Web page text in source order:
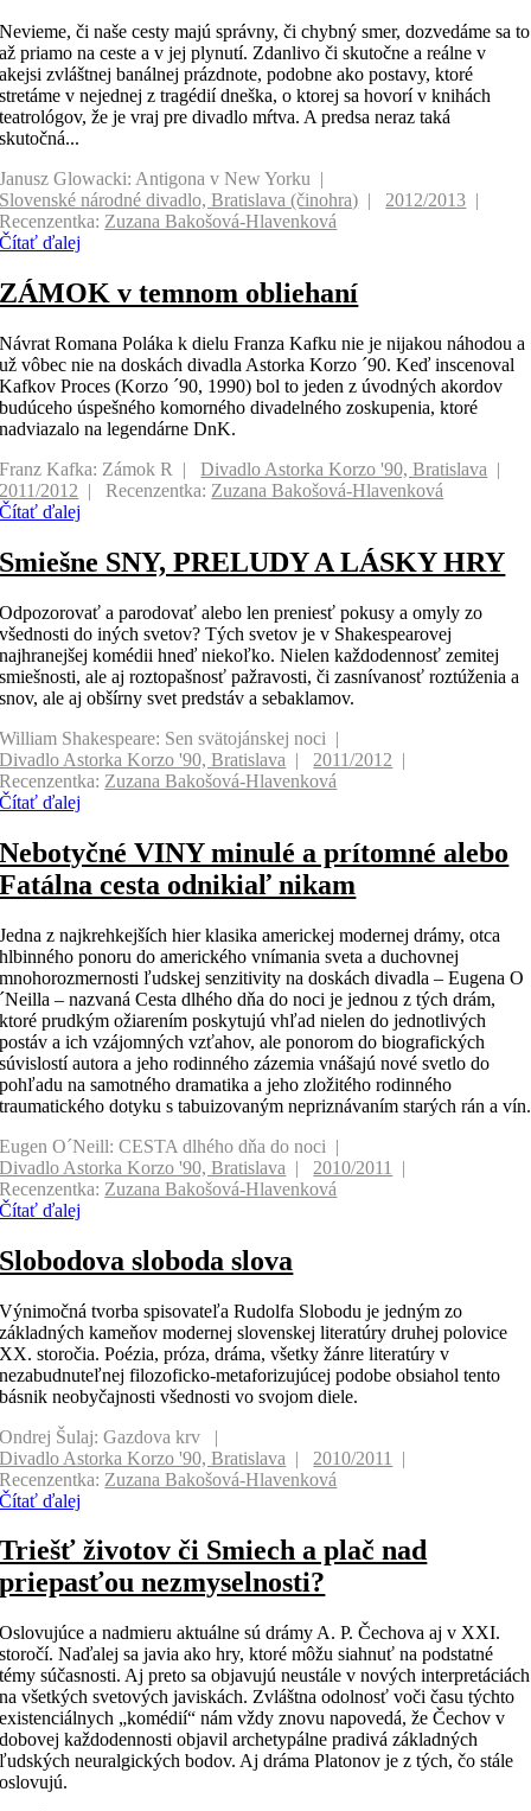
Nevieme, či naše cesty majú správny, či chybný smer, dozvedáme sa to
až priamo na ceste a v jej plynutí. Zdanlivo či skutočne a reálne v
akejsi zvláštnej banálnej prázdnote, podobne ako postavy, ktoré
stretáme v nejednej z tragédií dneška, o ktorej sa hovorí v knihách
teatrológov, že je vraj pre divadlo mŕtva. A predsa neraz taká
skutočná...
Janusz Glowacki: Antigona v New Yorku
Slovenské národné divadlo, Bratislava (činohra)
2012/2013
Recenzentka: Zuzana Bakošová-Hlavenková
Čítať ďalej
ZÁMOK v temnom obliehaní
Návrat Romana Poláka k dielu Franza Kafku nie je nijakou náhodou a
už vôbec nie na doskách divadla Astorka Korzo ´90. Keď inscenoval
Kafkov Proces (Korzo ´90, 1990) bol to jeden z úvodných akordov
budúceho úspešného komorného divadelného zoskupenia, ktoré
nadviazalo na legendárne DnK.
Franz Kafka: Zámok R
Divadlo Astorka Korzo '90, Bratislava
2011/2012
Recenzentka: Zuzana Bakošová-Hlavenková
Čítať ďalej
Smiešne SNY, PRELUDY A LÁSKY HRY
Odpozorovať a parodovať alebo len preniesť pokusy a omyly zo
všednosti do iných svetov? Tých svetov je v Shakespearovej
najhranejšej komédii hneď niekoľko. Nielen každodennosť zemitej
smiešnosti, ale aj roztopašnosť pažravosti, či zasnívanosť roztúženia a
snov, ale aj obšírny svet predstáv a sebaklamov.
William Shakespeare: Sen svätojánskej noci
Divadlo Astorka Korzo '90, Bratislava
2011/2012
Recenzentka: Zuzana Bakošová-Hlavenková
Čítať ďalej
Nebotyčné VINY minulé a prítomné alebo
Fatálna cesta odnikiaľ nikam
Jedna z najkrehkejších hier klasika americkej modernej drámy, otca
hlbinného ponoru do amerického vnímania sveta a duchovnej
mnohorozmernosti ľudskej senzitivity na doskách divadla – Eugena O
´Neilla – nazvaná Cesta dlhého dňa do noci je jednou z tých drám,
ktoré prudkým ožiarením poskytujú vhľad nielen do jednotlivých
postáv a ich vzájomných vzťahov, ale ponorom do biografických
súvislostí autora a jeho rodinného zázemia vnášajú nové svetlo do
pohľadu na samotného dramatika a jeho zložitého rodinného
traumatického dotyku s tabuizovaným nepriznávaním starých rán a vín.
Eugen O´Neill: CESTA dlhého dňa do noci
Divadlo Astorka Korzo '90, Bratislava
2010/2011
Recenzentka: Zuzana Bakošová-Hlavenková
Čítať ďalej
Slobodova sloboda slova
Výnimočná tvorba spisovateľa Rudolfa Slobodu je jedným zo
základných kameňov modernej slovenskej literatúry druhej polovice
XX. storočia. Poézia, próza, dráma, všetky žánre literatúry v
nezabudnuteľnej filozoficko-metaforizujúcej podobe obsiahol tento
básnik neobyčajnosti všednosti vo svojom diele.
Ondrej Šulaj: Gazdova krv
Divadlo Astorka Korzo '90, Bratislava
2010/2011
Recenzentka: Zuzana Bakošová-Hlavenková
Čítať ďalej
Triešť životov či Smiech a plač nad
priepasťou nezmyselnosti?
Oslovujúce a nadmieru aktuálne sú drámy A. P. Čechova aj v XXI.
storočí. Naďalej sa javia ako hry, ktoré môžu siahnuť na podstatné
témy súčasnosti. Aj preto sa objavujú neustále v nových interpretáciách
na všetkých svetových javiskách. Zvláštna odolnosť voči času týchto
existenciálnych „komédií“ nám vždy znovu napovedá, že Čechov v
dobovej každodennosti objavil archetypálne pradivá základných
ľudských neuralgických bodov. Aj dráma Platonov je z tých, čo stále
oslovujú.